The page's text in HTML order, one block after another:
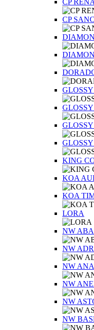
CP
CP
KING
KOA
KOA
LORA
NW
NW
NW
NW
NW
NW